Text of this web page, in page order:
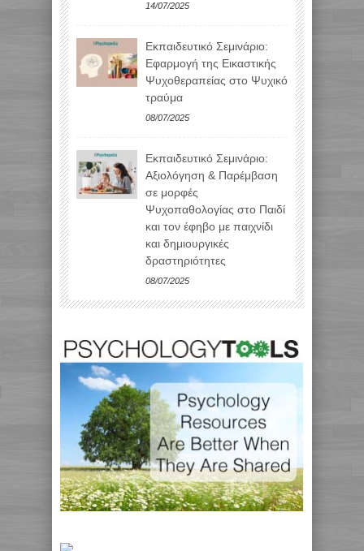
14/07/2025
Εκπαιδευτικό Σεμινάριο:
Εφαρμογή της Εικαστικής
Ψυχοθεραπείας στο Ψυχικό
τραύμα
08/07/2025
Εκπαιδευτικό Σεμινάριο:
Αξιολόγηση & Παρέμβαση
σε μορφές
Ψυχοπαθολογίας στο Παιδί
και τον έφηβο με παιχνίδι
και δημιουργικές
δραστηριότητες
08/07/2025